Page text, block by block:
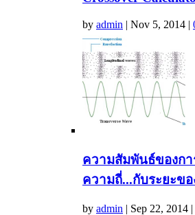
by admin | Nov 5, 2014 |
ความสัมพันธ์ของก
ความถี่...กับระยะขอ
by admin | Sep 22, 2014 |